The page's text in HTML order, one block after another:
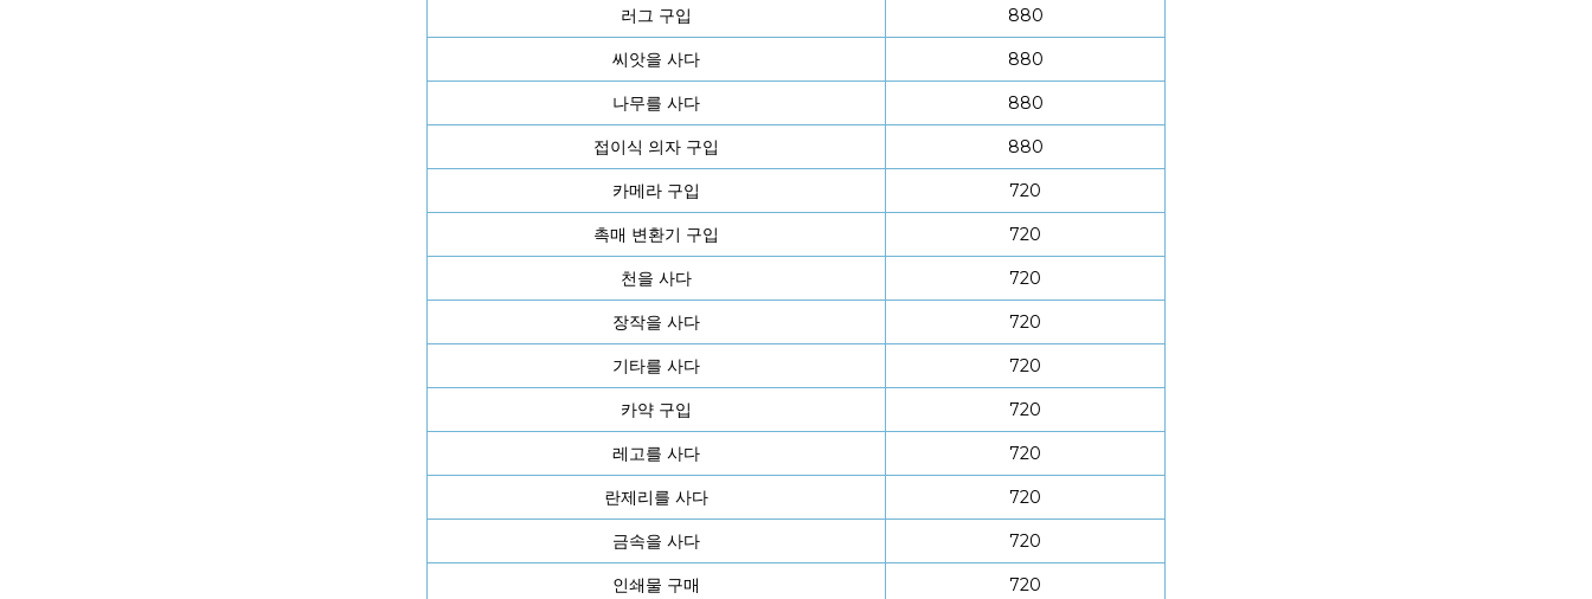
러그 구입 880
씨앗을 사다 880
나무를 사다 880
접이식 의자 구입 880
카메라 구입 720
촉매 변환기 구입 720
천을 사다 720
장작을 사다 720
기타를 사다 720
카약 구입 720
레고를 사다 720
란제리를 사다 720
금속을 사다 720
인쇄물 구매 720